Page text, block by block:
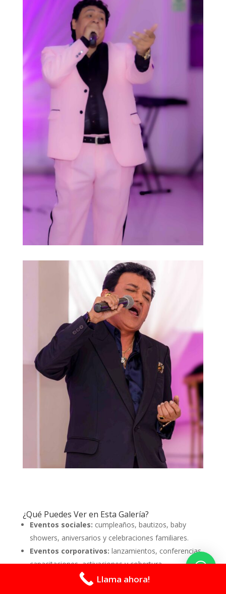
¿Qué Puedes Ver en Esta Galería?
Eventos sociales: cumpleaños, bautizos, baby
showers, aniversarios y celebraciones familiares.
Eventos corporativos: lanzamientos, conferencias,
capacitaciones, activaciones y cobertura
Llama ahora!